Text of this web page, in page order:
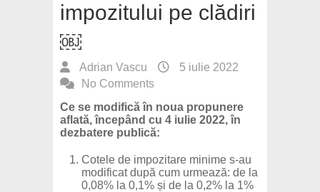
impozitului pe clădiri
￼
Adrian Vascu
5 iulie 2022
No Comments
Ce se modifică în noua propunere
aflată, începând cu 4 iulie 2022, în
dezbatere publică:
Cotele de impozitare minime s-au
modificat după cum urmează: de la
0,08% la 0,1% și de la 0,2% la 1%